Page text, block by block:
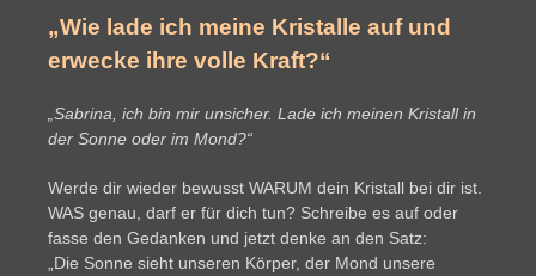
„Wie lade ich meine Kristalle auf und
erwecke ihre volle Kraft?“
„Sabrina, ich bin mir unsicher. Lade ich meinen Kristall in
der Sonne oder im Mond?“
Werde dir wieder bewusst WARUM dein Kristall bei dir ist.
WAS genau, darf er für dich tun? Schreibe es auf oder
fasse den Gedanken und jetzt denke an den Satz:
„Die Sonne sieht unseren Körper, der Mond unsere